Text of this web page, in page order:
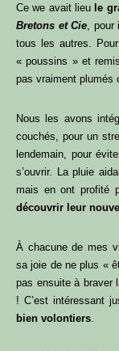
Ce we avait lieu le
Bretons et Cie, pour
tous les autres.
« poussins » et
pas vraiment plumés
Nous les avons
couchés, pour un
lendemain, pour
s’ouvrir. La pluie
mais en ont profité
découvrir leur
À chacune de mes
sa joie de ne plus «
pas ensuite à braver
! C’est intéressant
bien volontiers.